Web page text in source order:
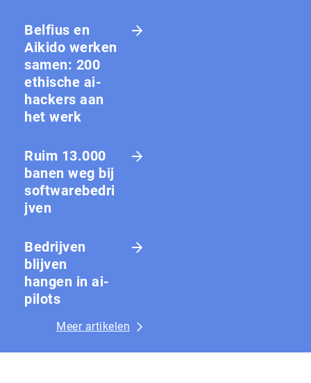
Belfius en
Aikido werken
samen: 200
ethische ai-
hackers aan
het werk
Ruim 13.000
banen weg bij
softwarebedri
jven
Bedrijven
blijven
hangen in ai-
pilots
Meer artikelen